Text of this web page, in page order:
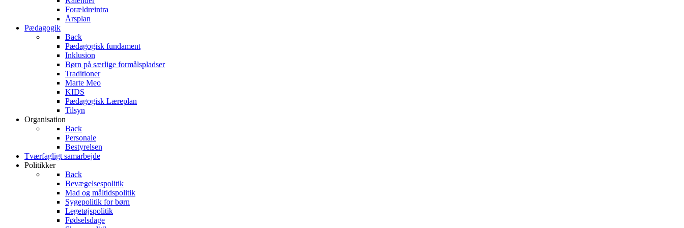
Forældreintra
Årsplan
Pædagogik
Back
Pædagogisk fundament
Inklusion
Børn på særlige formålspladser
Traditioner
Marte Meo
KIDS
Pædagogisk Læreplan
Tilsyn
Organisation
Back
Personale
Bestyrelsen
Tværfagligt samarbejde
Politikker
Back
Bevægelsespolitik
Mad og måltidspolitik
Sygepolitik for børn
Legetøjspolitik
Fødselsdage